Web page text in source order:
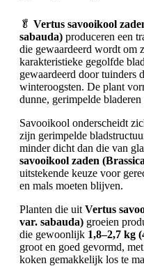
🥬 Vertus savooikool
sabauda) produceren een
die gewaardeerd wordt om
karakteristieke gegolfde
gewaardeerd door tuinders
winteroogsten. De plant
dunne, gerimpelde
Savooikool onderscheidt
zijn gerimpelde
minder dicht dan die van
savooikool zaden
uitstekende keuze voor
en mals moeten blijven.
Planten die uit Vertus
var. sabauda) groeien
die gewoonlijk 1,8–2,7 kg
groot en goed gevormd,
koken gemakkelijk los te